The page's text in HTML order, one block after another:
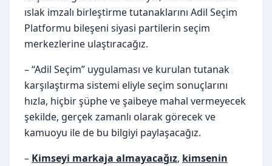
ıslak imzalı birleştirme tutanaklarını Adil Seçim
Platformu bileşeni siyasi partilerin seçim
merkezlerine ulaştıracağız.
– “Adil Seçim” uygulaması ve kurulan tutanak
karşılaştırma sistemi eliyle seçim sonuçlarını
hızla, hiçbir şüphe ve şaibeye mahal vermeyecek
şekilde, gerçek zamanlı olarak görecek ve
kamuoyu ile de bu bilgiyi paylaşacağız.
– Kimseyi markaja almayacağız, kimsenin